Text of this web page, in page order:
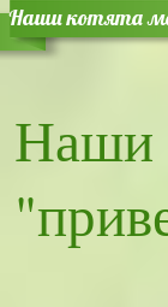
Наши котята
Наши